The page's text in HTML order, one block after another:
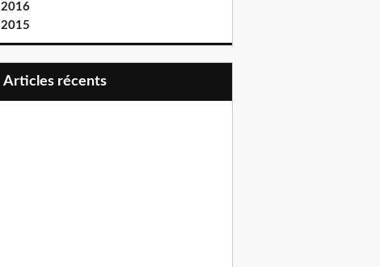
2016
2015
articles récents